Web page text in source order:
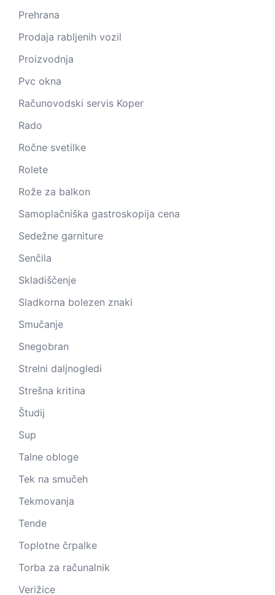
Prehrana
Prodaja rabljenih vozil
Proizvodnja
Pvc okna
Računovodski servis Koper
Rado
Ročne svetilke
Rolete
Rože za balkon
Samoplačniška gastroskopija cena
Sedežne garniture
Senčila
Skladiščenje
Sladkorna bolezen znaki
Smučanje
Snegobran
Strelni daljnogledi
Strešna kritina
Študij
Sup
Talne obloge
Tek na smučeh
Tekmovanja
Tende
Toplotne črpalke
Torba za računalnik
Verižice